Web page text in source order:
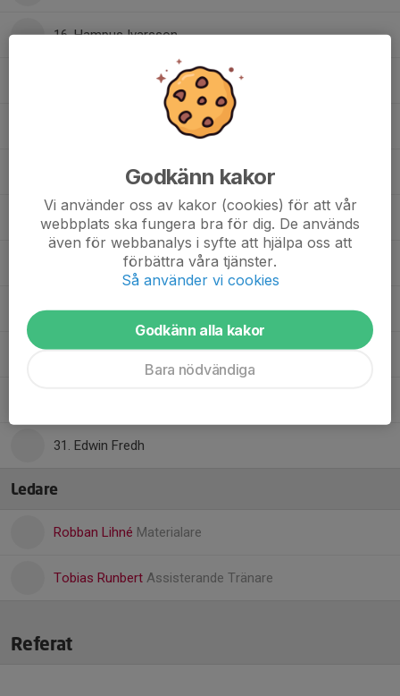
16. Hampus Ivarsson
16. Wilhelm Sundberg
18. Vanni Olsson
19. Eric Jarnemyr
20. Love Lihné, J20
21. Douglas Jonsson
24. Leo Fredh
31. Edwin Fredh
Ledare
Robban Lihné Materialare
Tobias Runbert Assisterande Tränare
Referat
Godkänn kakor
Vi använder oss av kakor (cookies) för att vår
webbplats ska fungera bra för dig. De används
även för webbanalys i syfte att hjälpa oss att
förbättra våra tjänster.
Så använder vi cookies
Godkänn alla kakor
Bara nödvändiga